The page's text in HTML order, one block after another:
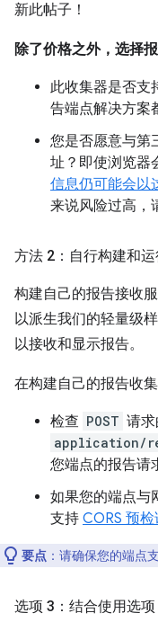
新此帖子！
除了价格之外，选择
此收集器是否支
告端点解决方案
您是否愿意与第
址？即使浏览器
信息仍可能会以
来说风险过高，
方法 2：自行构建和
构建自己的报告接收
以派生我们的轻量级
以接收和显示报告。
在构建自己的报告收集
检查 POST 请求
application/
您端点的报告请
如果您的端点与
支持 CORS 预
要点 ：请确保您的端点
选项 3：结合使用选